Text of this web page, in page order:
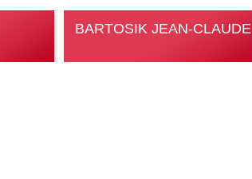
BARTOSIK JEAN-CLAUDE